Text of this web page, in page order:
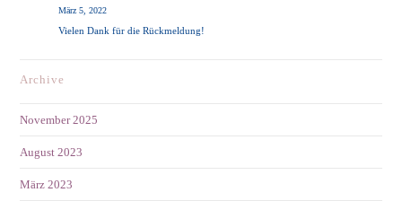
März 5, 2022
Vielen Dank für die Rückmeldung!
Archive
November 2025
August 2023
März 2023